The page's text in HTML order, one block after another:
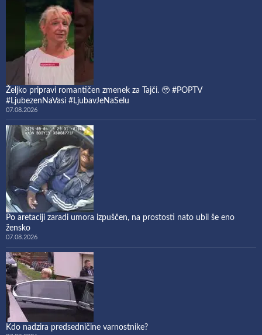
Željko pripravi romantičen zmenek za Tajči. 🥹 #POPTV
#LjubezenNaVasi #LjubavJeNaSelu
07.08.2026
Po aretaciji zaradi umora izpuščen, na prostosti nato ubil še eno
žensko
07.08.2026
Kdo nadzira predsedničine varnostnike?